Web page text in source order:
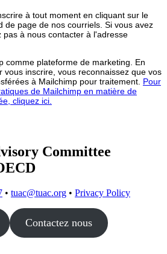
à tout moment en cliquant sur le
de page de nos courriels. Si vous avez
pas à nous contacter à l'adresse
comme plateforme de marketing. En
vous inscrire, vous reconnaissez que vos
à Mailchimp pour traitement. Pour
de Mailchimp en matière de
cliquez ici.
Committee
• tuac@tuac.org • Privacy Policy
Contactez nous